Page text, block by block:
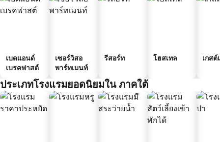
เบดแอนด์
เบรคฟาสต์
เซอร์วิสอ
พาร์ทเมนท์
รีสอร์ท โฮสเทล เกสต์
ประเภทโรงแรมยอดนิยมใน ภาคใต้